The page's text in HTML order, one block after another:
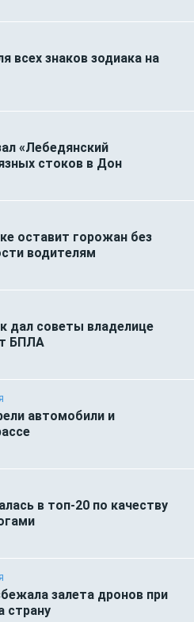
всех знаков зодиака на
«Лебедянский
стоков в Дон
оставит горожан без
водителям
дал советы владелице
БПЛА
автомобили и
в топ-20 по качеству
залета дронов при
страну